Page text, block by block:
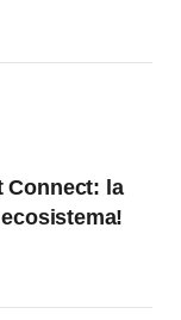
Connect: la